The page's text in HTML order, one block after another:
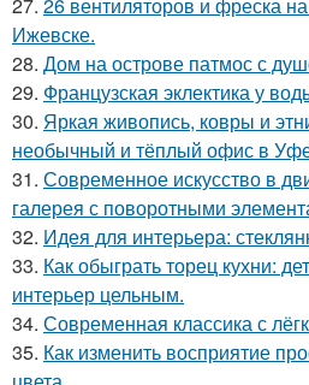
Ижевске.
28. Дом на острове патмос с
29. Французская эклектика у
30. Яркая живопись, ковры и
необычный и тёплый офис в
31. Современное искусство в
галерея с поворотными
32. Идея для интерьера:
33. Как обыграть торец кухни:
интерьер цельным.
34. Современная классика с
35. Как изменить восприятие